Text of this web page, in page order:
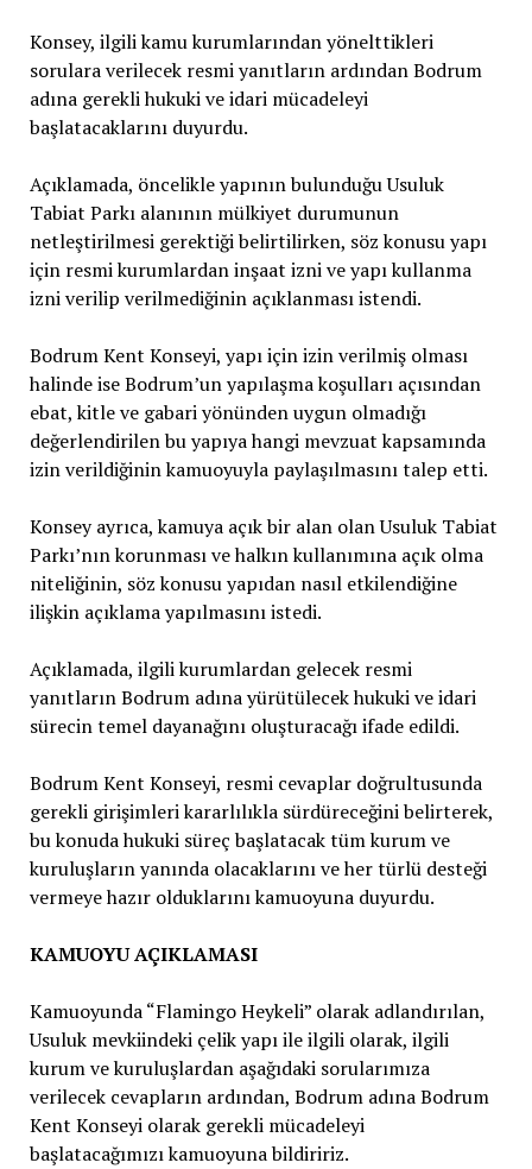
Konsey, ilgili kamu kurumlarından yönelttikleri
sorulara verilecek resmi yanıtların ardından Bodrum
adına gerekli hukuki ve idari mücadeleyi
başlatacaklarını duyurdu.
Açıklamada, öncelikle yapının bulunduğu Usuluk
Tabiat Parkı alanının mülkiyet durumunun
netleştirilmesi gerektiği belirtilirken, söz konusu yapı
için resmi kurumlardan inşaat izni ve yapı kullanma
izni verilip verilmediğinin açıklanması istendi.
Bodrum Kent Konseyi, yapı için izin verilmiş olması
halinde ise Bodrum’un yapılaşma koşulları açısından
ebat, kitle ve gabari yönünden uygun olmadığı
değerlendirilen bu yapıya hangi mevzuat kapsamında
izin verildiğinin kamuoyuyla paylaşılmasını talep etti.
Konsey ayrıca, kamuya açık bir alan olan Usuluk Tabiat
Parkı’nın korunması ve halkın kullanımına açık olma
niteliğinin, söz konusu yapıdan nasıl etkilendiğine
ilişkin açıklama yapılmasını istedi.
Açıklamada, ilgili kurumlardan gelecek resmi
yanıtların Bodrum adına yürütülecek hukuki ve idari
sürecin temel dayanağını oluşturacağı ifade edildi.
Bodrum Kent Konseyi, resmi cevaplar doğrultusunda
gerekli girişimleri kararlılıkla sürdüreceğini belirterek,
bu konuda hukuki süreç başlatacak tüm kurum ve
kuruluşların yanında olacaklarını ve her türlü desteği
vermeye hazır olduklarını kamuoyuna duyurdu.
KAMUOYU AÇIKLAMASI
Kamuoyunda “Flamingo Heykeli” olarak adlandırılan,
Usuluk mevkiindeki çelik yapı ile ilgili olarak, ilgili
kurum ve kuruluşlardan aşağıdaki sorularımıza
verilecek cevapların ardından, Bodrum adına Bodrum
Kent Konseyi olarak gerekli mücadeleyi
başlatacağımızı kamuoyuna bildiririz.